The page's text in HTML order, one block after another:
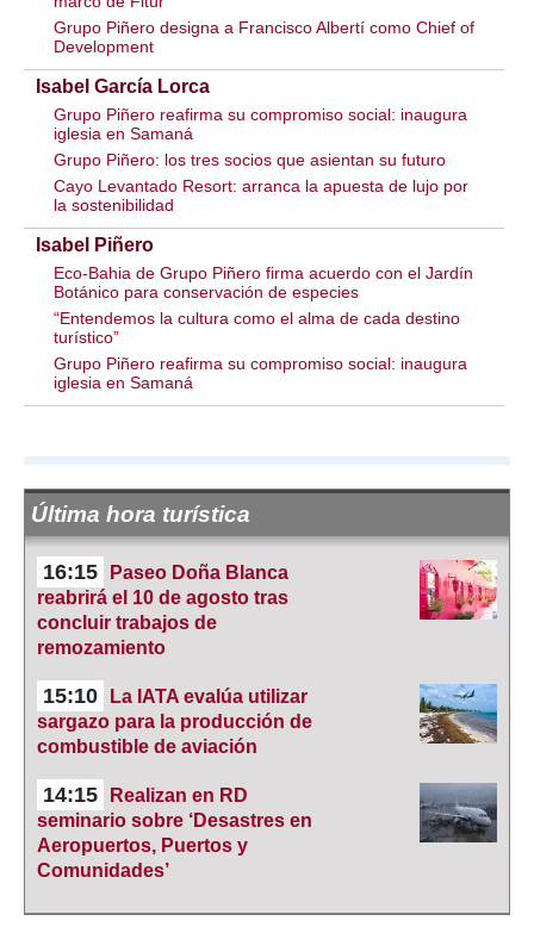
Grupo Piñero designa a Francisco Albertí como Chief of
Development
Isabel García Lorca
Grupo Piñero reafirma su compromiso social: inaugura
iglesia en Samaná
Grupo Piñero: los tres socios que asientan su futuro
Cayo Levantado Resort: arranca la apuesta de lujo por
la sostenibilidad
Isabel Piñero
Eco-Bahia de Grupo Piñero firma acuerdo con el Jardín
Botánico para conservación de especies
“Entendemos la cultura como el alma de cada destino
turístico”
Grupo Piñero reafirma su compromiso social: inaugura
iglesia en Samaná
Última hora turística
16:15
Paseo Doña Blanca
reabrirá el 10 de agosto tras
concluir trabajos de
remozamiento
15:10
La IATA evalúa utilizar
sargazo para la producción de
combustible de aviación
14:15
Realizan en RD
seminario sobre ‘Desastres en
Aeropuertos, Puertos y
Comunidades’